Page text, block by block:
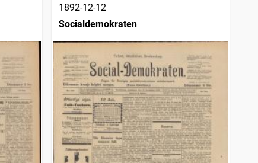
1892-12-12
Socialdemokraten